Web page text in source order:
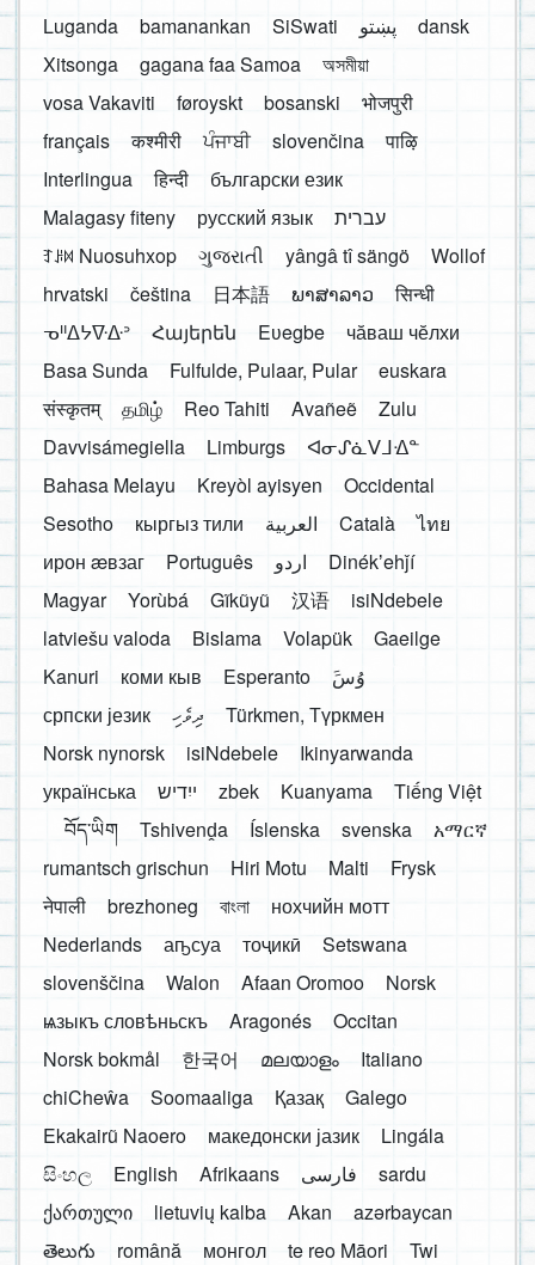
Luganda bamanankan SiSwati پښتو
dansk
Xitsonga
gagana faa Samoa
অসমীয়া
vosa Vakaviti
føroyskt bosanski
भोजपुरी
français
कश्मीरी ਪੰਜਾਬੀ slovenčina
पाऴि
Interlingua
हिन्दी
български език
Malagasy fiteny
русский язык
עברית
ꆈꌠ꒿ Nuosuhxop
ગુજરાતી yângâ tî sängö
Wollof
hrvatski
čeština 日本語 ພາສາລາວ
सिन्धी
ᓀᐦᐃᔭᐍᐏᐣ
Հայերեն Eʋegbe
чӑваш чӗлхи
Basa Sunda
Fulfulde, Pulaar, Pular
euskara
संस्कृतम्
தமிழ் Reo Tahiti Avañeẽ
Zulu
Davvisámegiella
Limburgs
ᐊᓂᔑᓈᐯᒧᐎᓐ
Bahasa Melayu
Kreyòl ayisyen
Occidental
Sesotho
кыргыз тили العربية Català
ไทย
ирон æвзаг
Português اردو
Dinékʼehǰí
Magyar
Yorùbá Gĩkũyũ 汉语
isiNdebele
latviešu valoda
Bislama Volapük
Gaeilge
Kanuri
коми кыв Esperanto
َوُسَ
српски језик
ދިވެހި
Türkmen, Түркмен
Norsk nynorsk
isiNdebele
Ikinyarwanda
українська
ייִדיש zbek Kuanyama
Tiếng Việt
བོད་ཡིག
Tshivenḓa Íslenska svenska
አማርኛ
rumantsch grischun
Hiri Motu Malti
Frysk
नेपाली
brezhoneg বাংলা
нохчийн мотт
Nederlands
аҧсуа тоҷикӣ
Setswana
slovenščina
Walon Afaan Oromoo
Norsk
ѩзыкъ словѣньскъ
Aragonés
Occitan
Norsk bokmål
한국어 മലയാളം
Italiano
chiCheŵa
Soomaaliga Қазақ
Galego
Ekakairũ Naoero
македонски јазик
Lingála
සිංහල
English Afrikaans فارسی
sardu
ქართული
lietuvių kalba Akan
azərbaycan
తెలుగు
română монгол te reo Māori
Twi